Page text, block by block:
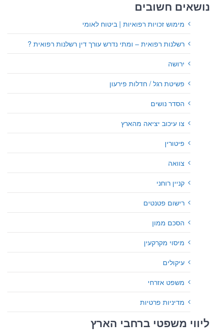
נושאים חשובים
מימוש זכויות רפואיות | ביטוח לאומי
רשלנות רפואית – ומתי נדרש עורך דין רשלנות רפואית ?
ירושה
פשיטת רגל / חדלות פירעון
הסדר נושים
צו עיכוב יציאה מהארץ
פיטורין
צוואה
קניין רוחני
רישום פטנטים
הסכם ממון
מיסוי מקרקעין
עיקולים
משפט אזרחי
מדיניות פרטיות
ליווי משפטי ברחבי הארץ